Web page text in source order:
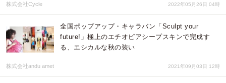
株式会社Cycle 2022年05月26日 04時
全国ポップアップ・キャラバン「Sculpt your
future!」極上のエチオピアシープスキンで完成す
る、エシカルな秋の装い
株式会社andu amet 2021年09月03日 12時